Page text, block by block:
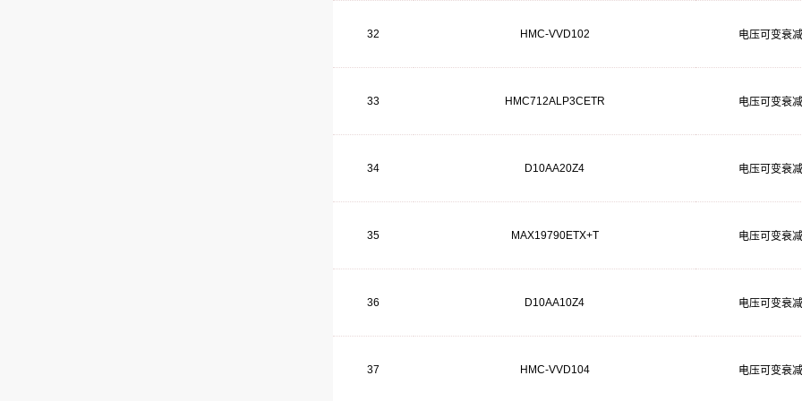
32 HMC-VVD102 电压可变衰
33 HMC712ALP3CETR 电压可变衰
34 D10AA20Z4 电压可变衰
35 MAX19790ETX+T 电压可变衰
36 D10AA10Z4 电压可变衰
37 HMC-VVD104 电压可变衰